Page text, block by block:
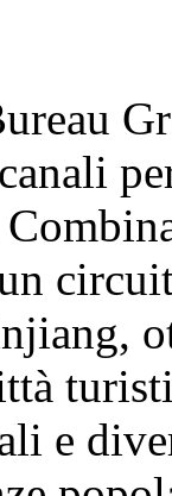
e